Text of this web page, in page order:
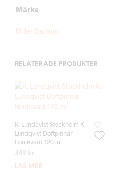
Märke
Miller Badrum
RELATERADE PRODUKTER
K. Lundqvist Stockholm K.
Lundqvist Doftpinnar
Boulevard 120 ml
349 kr
LÄS MER